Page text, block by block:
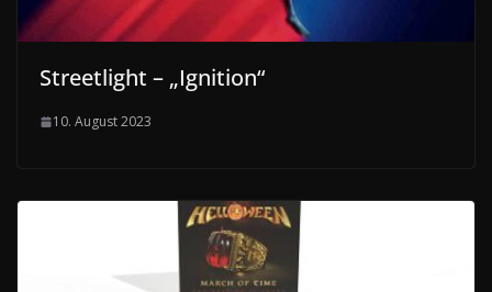
Streetlight – „Ignition“
10. August 2023